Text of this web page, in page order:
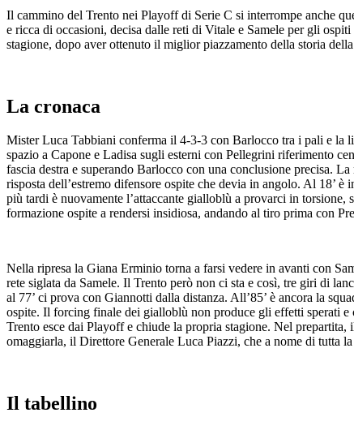
Il cammino del Trento nei Playoff di Serie C si interrompe anche
e ricca di occasioni, decisa dalle reti di Vitale e Samele per gli
stagione, dopo aver ottenuto il miglior piazzamento della storia
La cronaca
Mister Luca Tabbiani conferma il 4-3-3 con Barlocco tra i pali e la
spazio a Capone e Ladisa sugli esterni con Pellegrini riferimento
fascia destra e superando Barlocco con una conclusione precisa.
risposta dell’estremo difensore ospite che devia in angolo. Al 18’
più tardi è nuovamente l’attaccante gialloblù a provarci in
formazione ospite a rendersi insidiosa, andando al tiro prima con
Nella ripresa la Giana Erminio torna a farsi vedere in avanti con
rete siglata da Samele. Il Trento però non ci sta e così, tre giri di
al 77’ ci prova con Giannotti dalla distanza. All’85’ è ancora la
ospite. Il forcing finale dei gialloblù non produce gli effetti sperati
Trento esce dai Playoff e chiude la propria stagione. Nel
omaggiarla, il Direttore Generale Luca Piazzi, che a nome di tutta
Il tabellino